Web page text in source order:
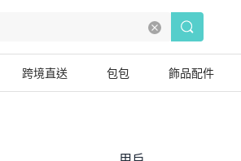
跨境直送 包包 飾品配件